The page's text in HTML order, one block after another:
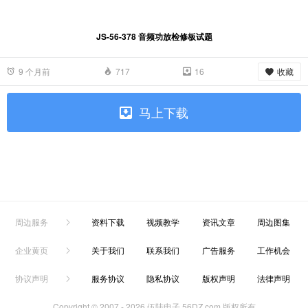
JS-56-378 音频功放检修板试题
9 个月前 717 16 收藏
马上下载
周边服务 资料下载 视频教学 资讯文章 周边图集
企业黄页 关于我们 联系我们 广告服务 工作机会
协议声明 服务协议 隐私协议 版权声明 法律声明